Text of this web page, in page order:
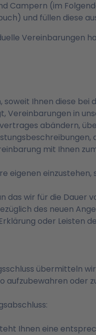
Campern (im
und füllen diese
Vereinbarungen
Ihnen diese bei
Vereinbarungen in
abändern,
mit Ihnen
eigenen einzustehen,
wir für die Dauer
des neuen
oder Leisten
übermitteln
aufzubewahren oder
Ihnen eine